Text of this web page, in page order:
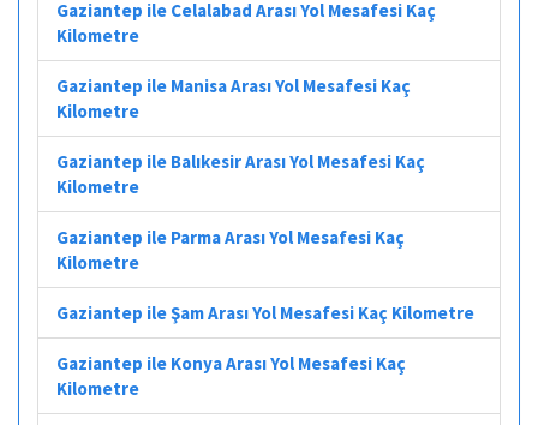
Gaziantep ile Celalabad Arası Yol Mesafesi Kaç
Kilometre
Gaziantep ile Manisa Arası Yol Mesafesi Kaç
Kilometre
Gaziantep ile Balıkesir Arası Yol Mesafesi Kaç
Kilometre
Gaziantep ile Parma Arası Yol Mesafesi Kaç
Kilometre
Gaziantep ile Şam Arası Yol Mesafesi Kaç Kilometre
Gaziantep ile Konya Arası Yol Mesafesi Kaç
Kilometre